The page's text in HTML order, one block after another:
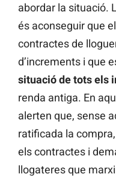
abordar la situació.
és aconseguir que
contractes de
d’increments i que
situació de tots els
renda antiga. En
alerten que, sense
ratificada la
els contractes i
llogateres que